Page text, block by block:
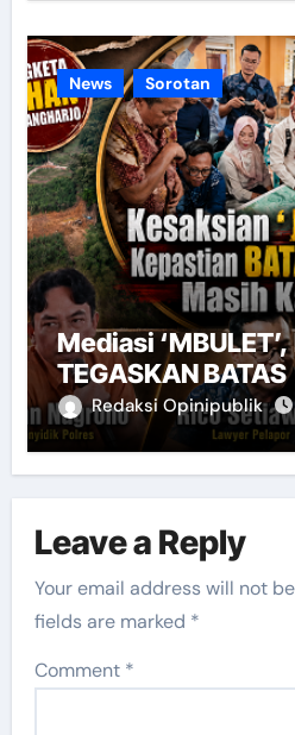
News Sorotan
Mediasi
TEGASKAN BATAS
Redaksi Opinipublik
Leave a Reply
Your email address will not
fields are marked *
Comment *